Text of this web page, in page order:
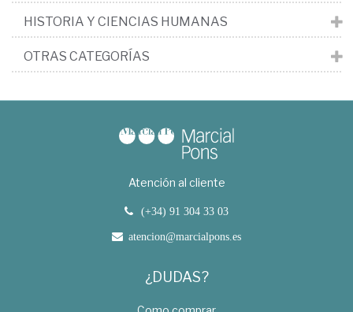
HISTORIA Y CIENCIAS HUMANAS
OTRAS CATEGORÍAS
Atención al cliente
(+34) 91 304 33 03
atencion@marcialpons.es
¿DUDAS?